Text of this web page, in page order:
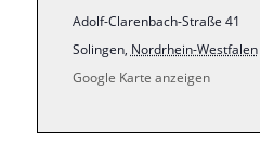
Adolf-Clarenbach-Straße 41
Solingen, Nordrhein-Westfalen
Google Karte anzeigen